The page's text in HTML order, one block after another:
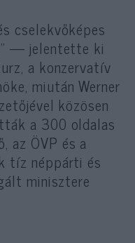
cselekvőképes
— jelentette ki
a konzervatív
miután Werner
közösen
a 300 oldalas
az ÖVP és a
tíz néppárti és
minisztere